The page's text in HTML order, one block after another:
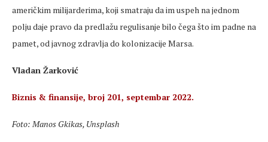
američkim milijarderima, koji smatraju da im uspeh na jednom
polju daje pravo da predlažu regulisanje bilo čega što im padne na
pamet, od javnog zdravlja do kolonizacije Marsa.
Vladan Žarković
Biznis & finansije, broj 201, septembar 2022.
Foto: Manos Gkikas, Unsplash